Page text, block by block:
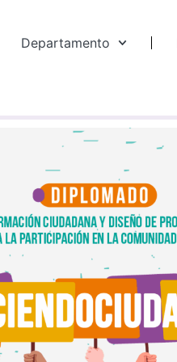
Departamento